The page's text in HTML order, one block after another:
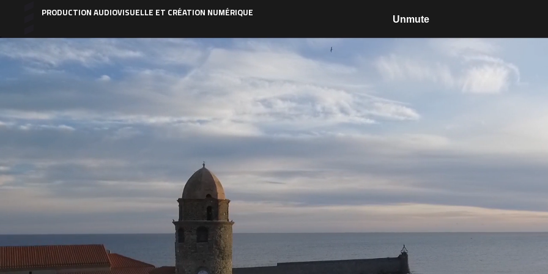
PRODUCTION AUDIOVISUELLE ET CRÉATION NUMÉRIQUE